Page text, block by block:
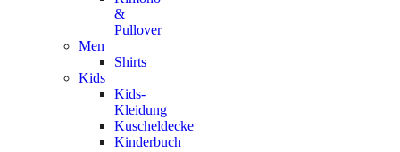
&
Pullover
Men
Shirts
Kids
Kids-
Kleidung
Kuscheldecke
Kinderbuch